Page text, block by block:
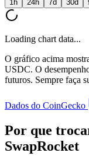
1h 24h 7d 30d
Loading chart data...
O gráfico acima
USDC. O
futuros. Sempre faça
Dados do CoinGecko
Por que
SwapRocket